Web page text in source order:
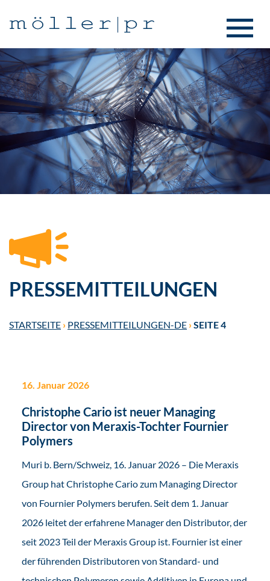
PRESSEMITTEILUNGEN
STARTSEITE › PRESSEMITTEILUNGEN-DE › SEITE 4
16. Januar 2026
Christophe Cario ist neuer Managing
Director von Meraxis-Tochter Fournier
Polymers
Muri b. Bern/Schweiz, 16. Januar 2026 – Die Meraxis
Group hat Christophe Cario zum Managing Director
von Fournier Polymers berufen. Seit dem 1. Januar
2026 leitet der erfahrene Manager den Distributor, der
seit 2023 Teil der Meraxis Group ist. Fournier ist einer
der führenden Distributoren von Standard- und